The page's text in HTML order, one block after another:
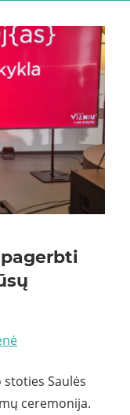
stoties Saulės
ceremonija.